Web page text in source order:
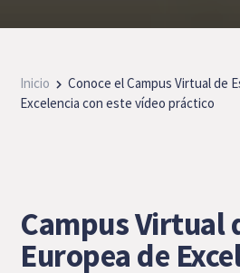
Inicio
Conoce el Campus Virtual de
Excelencia con este vídeo práctico
Campus Virtual
Europea de